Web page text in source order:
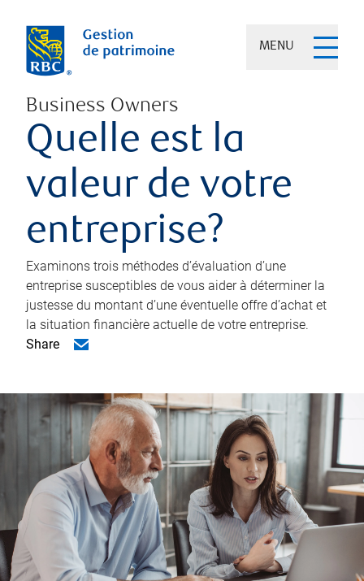
MENU
Business Owners
Quelle est la
valeur de votre
entreprise?
Examinons trois méthodes d’évaluation d’une
entreprise susceptibles de vous aider à déterminer la
justesse du montant d’une éventuelle offre d’achat et
la situation financière actuelle de votre entreprise.
Share